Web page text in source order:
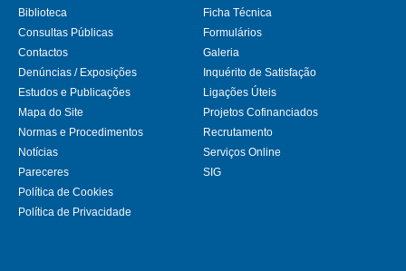
Biblioteca
Consultas Públicas
Contactos
Denúncias / Exposições
Estudos e Publicações
Ficha Técnica
Formulários
Galeria
Inquérito de Satisfação
Ligações Úteis
Mapa do Site
Normas e Procedimentos
Notícias
Pareceres
Política de Cookies
Política de Privacidade
Projetos Cofinanciados
Recrutamento
Serviços Online
SIG